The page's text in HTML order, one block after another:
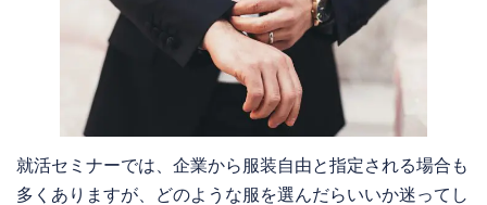
就活セミナーでは、企業から服装自由と指定される場合も
多くありますが、どのような服を選んだらいいか迷ってし